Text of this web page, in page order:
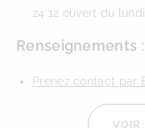
24 12 ouvert du
Renseignements :
Prenez contact par
VOIR